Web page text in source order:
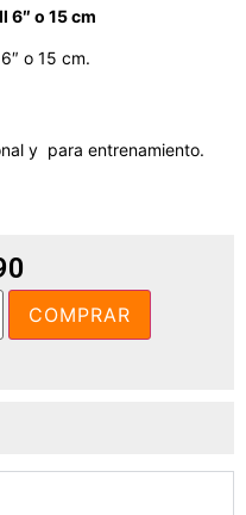
6″ o 15 cm
o 15 cm.
y para entrenamiento.
COMPRAR